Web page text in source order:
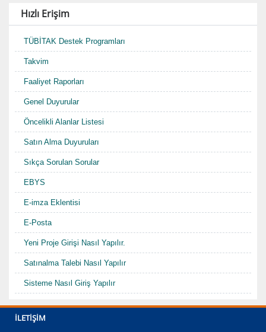
Hızlı Erişim
TÜBİTAK Destek Programları
Takvim
Faaliyet Raporları
Genel Duyurular
Öncelikli Alanlar Listesi
Satın Alma Duyuruları
Sıkça Sorulan Sorular
EBYS
E-imza Eklentisi
E-Posta
Yeni Proje Girişi Nasıl Yapılır.
Satınalma Talebi Nasıl Yapılır
Sisteme Nasıl Giriş Yapılır
Kurumsal Bilgiler
Görüş Bildir
İLETIŞIM